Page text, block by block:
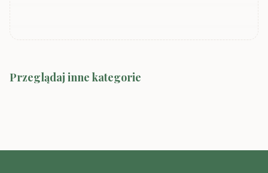
Przeglądaj inne kategorie
Meble SMYK I